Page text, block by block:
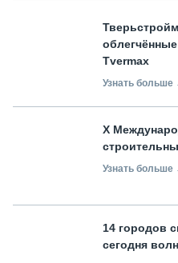
Tvermax
Узнать больше
X
Узнать больше
14 городов
сегодня